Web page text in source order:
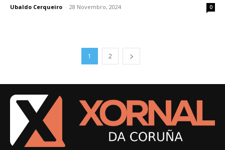
Ubaldo Cerqueiro - 28 Novembro, 2024 0
1 2